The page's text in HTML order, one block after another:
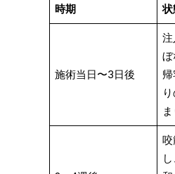
時期
施術当日〜3日後